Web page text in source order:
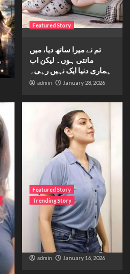
Featured Story
تم نے میرا ساتھ دیا، میں
مانتی ہوں۔ لیکن اب
ہماری دنیا ایک نہیں رہی۔
admin January 28, 2026
Featured Story
Trending Story
The Silent Wait – A Life
Trapped Between
Distance and Duty
admin January 16, 2026